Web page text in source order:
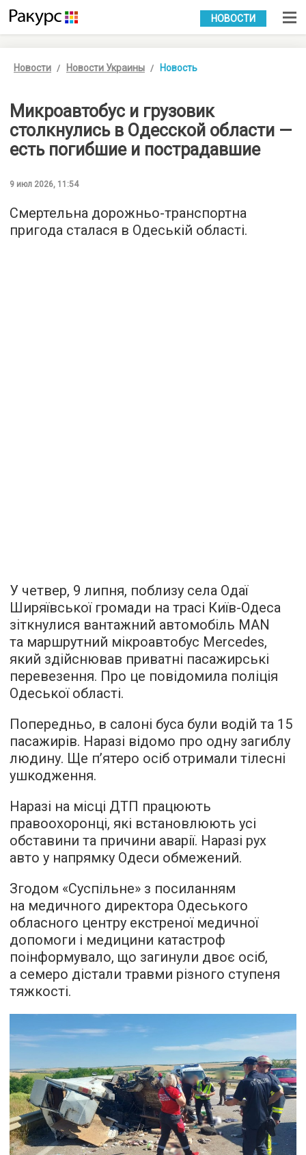
УКР РУС
НОВОСТИ
Новости Новости Украины Новость
Микроавтобус и грузовик
столкнулись в Одесской области —
есть погибшие и пострадавшие
9 июл 2026, 11:54
Смертельна дорожньо-транспортна
пригода сталася в Одеській області.
У четвер, 9 липня, поблизу села Одаї
Ширяївської громади на трасі Київ-Одеса
зіткнулися вантажний автомобіль MAN
та маршрутний мікроавтобус Mercedes,
який здійснював приватні пасажирські
перевезення. Про це повідомила поліція
Одеської області.
Попередньо, в салоні буса були водій та 15
пасажирів. Наразі відомо про одну загиблу
людину. Ще п’ятеро осіб отримали тілесні
ушкодження.
Наразі на місці ДТП працюють
правоохоронці, які встановлюють усі
обставини та причини аварії. Наразі рух
авто у напрямку Одеси обмежений.
Згодом «Суспільне» з посиланням
на медичного директора Одеського
обласного центру екстреної медичної
допомоги і медицини катастроф
поінформувало, що загинули двоє осіб,
а семеро дістали травми різного ступеня
тяжкості.